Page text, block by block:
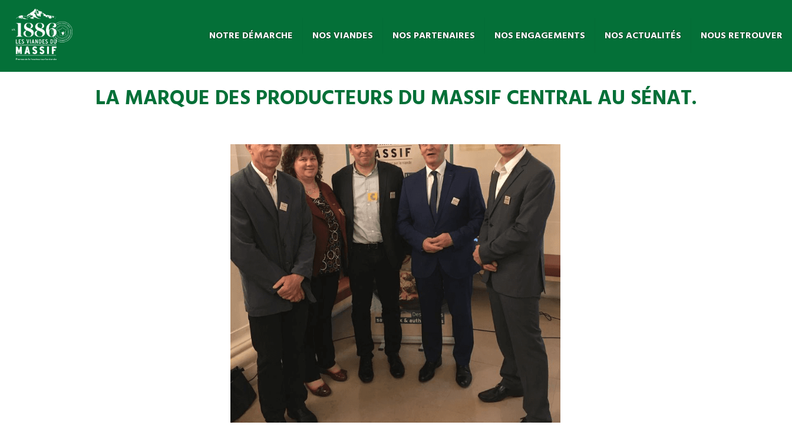
NOTRE DÉMARCHE NOS VIANDES NOS PARTENAIRES NOS ENGAGEMENTS NOS ACTUALITÉS NOUS RETROUVER
LA MARQUE DES PRODUCTEURS DU MASSIF CENTRAL AU SÉNAT.